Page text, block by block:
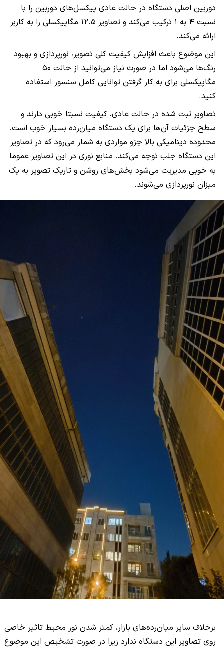
دوربین اصلی دستگاه در حالت عادی پیکسل‌های دوربین را با
نسبت ۴ به ۱ ترکیب می‌کند و تصاویر ۱۲.۵ مگاپیکسلی را به کاربر
ارائه می‌کند.
این موضوع باعث افزایش کیفیت کلی تصویر، نور‌پردازی و بهبود
رنگ‌ها می‌شود اما در صورت نیاز می‌توانید از حالت ۵۰
مگاپیکسلی برای به کار گرفتن توانایی کامل سنسور استفاده
کنید.
تصاویر ثبت شده در حالت عادی، کیفیت نسبتا خوبی دارند و
سطح جزئیات آن‌ها برای یک دستگاه میان‌رده بسیار خوب است.
محدوده دینامیکی بالا جزو مواردی به شمار می‌رود که در تصاویر
این دستگاه جلب توجه می‌کند. منابع نوری در این تصاویر عموما
به خوبی مدیریت می‌شود بخش‌های روشن و تاریک تصویر به یک
میزان نورپردازی می‌شوند.
برخلاف سایر میان‌رده‌های بازار، کمتر شدن نور محیط تاثیر خاصی
روی تصاویر این دستگاه ندارد زیرا در صورت تشخیص این موضوع